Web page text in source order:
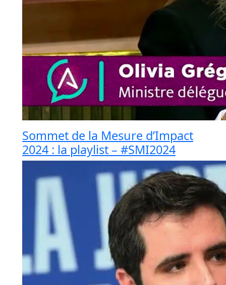
Sommet de la Mesure d’Impact
2024 : la playlist – #SMI2024